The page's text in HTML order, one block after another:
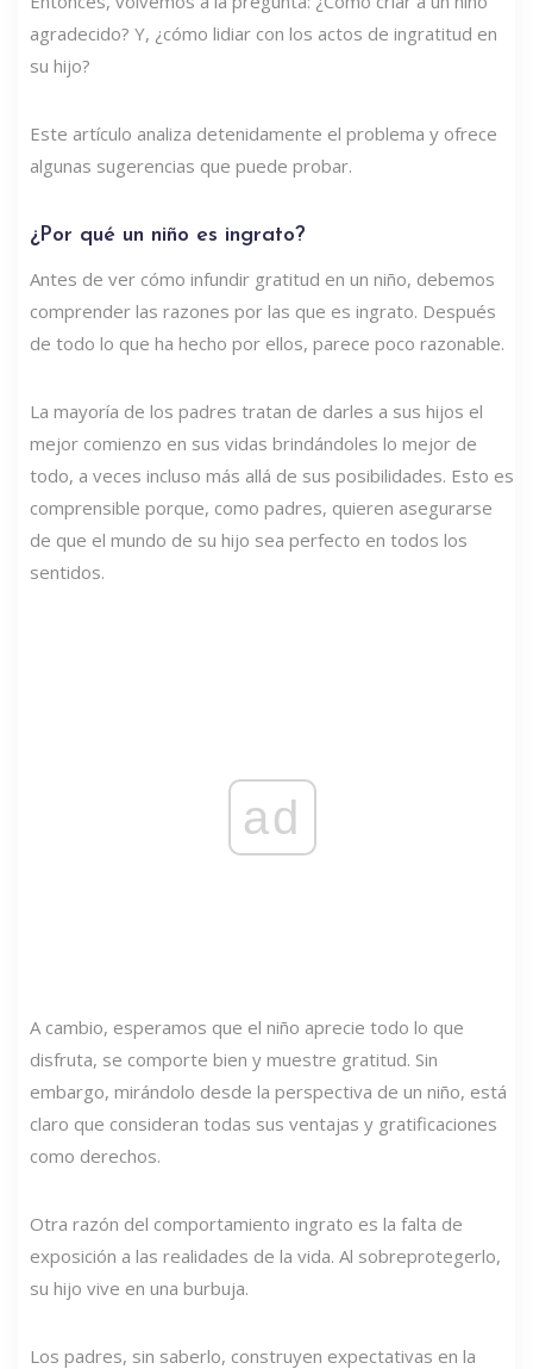
agradecido? Y, ¿cómo lidiar con los actos de ingratitud en
su hijo?
Este artículo analiza detenidamente el problema y ofrece
algunas sugerencias que puede probar.
¿Por qué un niño es ingrato?
Antes de ver cómo infundir gratitud en un niño, debemos
comprender las razones por las que es ingrato. Después
de todo lo que ha hecho por ellos, parece poco razonable.
La mayoría de los padres tratan de darles a sus hijos el
mejor comienzo en sus vidas brindándoles lo mejor de
todo, a veces incluso más allá de sus posibilidades. Esto es
comprensible porque, como padres, quieren asegurarse
de que el mundo de su hijo sea perfecto en todos los
sentidos.
ad
A cambio, esperamos que el niño aprecie todo lo que
disfruta, se comporte bien y muestre gratitud. Sin
embargo, mirándolo desde la perspectiva de un niño, está
claro que consideran todas sus ventajas y gratificaciones
como derechos.
Otra razón del comportamiento ingrato es la falta de
exposición a las realidades de la vida. Al sobreprotegerlo,
su hijo vive en una burbuja.
Los padres, sin saberlo, construyen expectativas en la